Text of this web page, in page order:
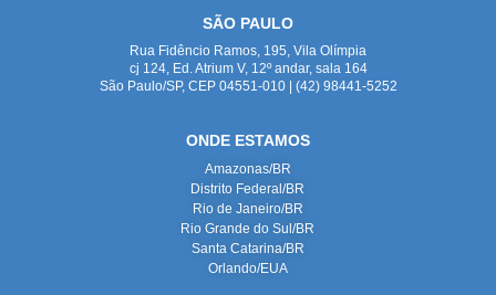
SÃO PAULO
Rua Fidêncio Ramos, 195, Vila Olímpia
cj 124, Ed. Atrium V, 12º andar, sala 164
São Paulo/SP, CEP 04551-010 | (42) 98441-5252
ONDE ESTAMOS
Amazonas/BR
Distrito Federal/BR
Rio de Janeiro/BR
Rio Grande do Sul/BR
Santa Catarina/BR
Orlando/EUA